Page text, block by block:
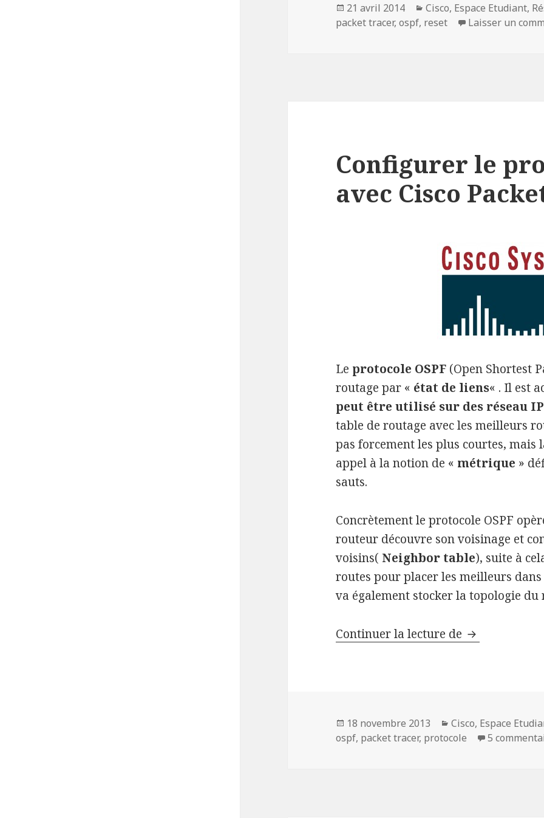
Publié
le
21 avril 2014 Catégories
Cisco, Espace Etudiant,
packet tracer,ospf, reset Laisser un
Configurer le
avec Cisco
Le protocole OSPF (Open Shortest
routage par « état de liens« . Il est
peut être utilisé sur des réseau
table de routage avec les meilleurs
pas forcement les plus courtes, mais
appel à la notion de « métrique »
sauts.
Concrètement le protocole OSPF
routeur découvre son voisinage et
voisins( Neighbor table), suite à
routes pour placer les meilleurs
va également stocker la topologie du
Continuer la lecture de Configurer le
Publié
le
18 novembre 2013 Catégories
Cisco, Espace
ospf, packet tracer, protocole 5